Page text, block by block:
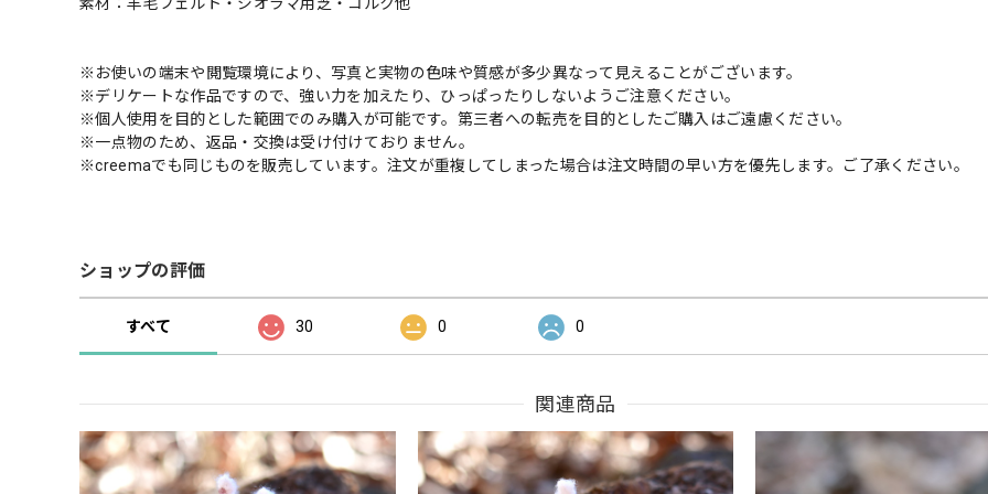
※お使いの端末や閲覧環境により、写真と実物の色味や質感が多少異なって見えることがございます。
※デリケートな作品ですので、強い力を加えたり、ひっぱったりしないようご注意ください。
※個人使用を目的とした範囲でのみ購入が可能です。第三者への転売を目的としたご購入はご遠慮ください。
※一点物のため、返品・交換は受け付けておりません。
※creemaでも同じものを販売しています。注文が重複してしまった場合は注文時間の早い方を優先します。ご了承ください。
ショップの評価
すべて 30 0 0
関連商品